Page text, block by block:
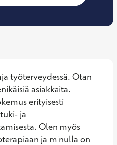
työterveydessä. Otan
asiakkaita.
erityisesti
ja
Olen myös
ja minulla on